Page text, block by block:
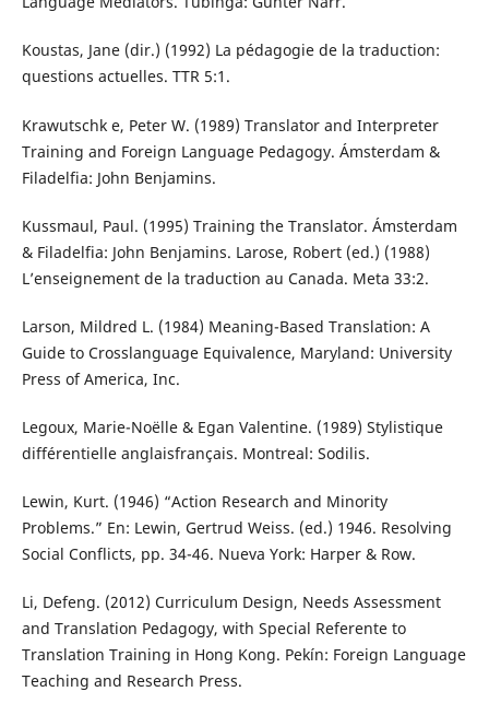
Koustas, Jane (dir.) (1992) La pédagogie de la traduction:
questions actuelles. TTR 5:1.
Krawutschk e, Peter W. (1989) Translator and Interpreter
Training and Foreign Language Pedagogy. Ámsterdam &
Filadelfia: John Benjamins.
Kussmaul, Paul. (1995) Training the Translator. Ámsterdam
& Filadelfia: John Benjamins. Larose, Robert (ed.) (1988)
L’enseignement de la traduction au Canada. Meta 33:2.
Larson, Mildred L. (1984) Meaning-Based Translation: A
Guide to Crosslanguage Equivalence, Maryland: University
Press of America, Inc.
Legoux, Marie-Noëlle & Egan Valentine. (1989) Stylistique
différentielle anglaisfrançais. Montreal: Sodilis.
Lewin, Kurt. (1946) “Action Research and Minority
Problems.” En: Lewin, Gertrud Weiss. (ed.) 1946. Resolving
Social Conflicts, pp. 34-46. Nueva York: Harper & Row.
Li, Defeng. (2012) Curriculum Design, Needs Assessment
and Translation Pedagogy, with Special Referente to
Translation Training in Hong Kong. Pekín: Foreign Language
Teaching and Research Press.